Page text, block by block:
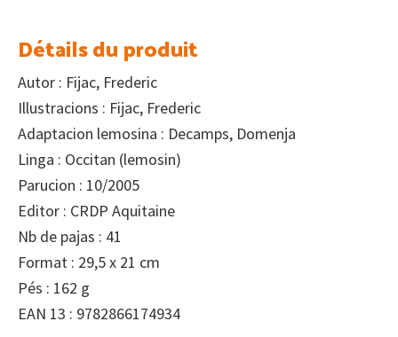
Détails du produit
Autor : Fijac, Frederic
Illustracions : Fijac, Frederic
Adaptacion lemosina : Decamps, Domenja
Linga : Occitan (lemosin)
Parucion : 10/2005
Editor : CRDP Aquitaine
Nb de pajas : 41
Format : 29,5 x 21 cm
Pés : 162 g
EAN 13 : 9782866174934